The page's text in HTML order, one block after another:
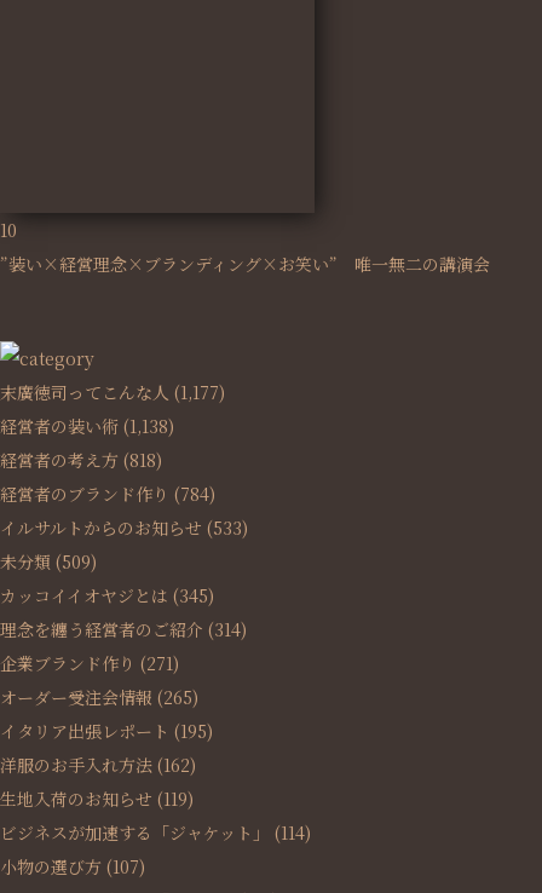
10
”装い×経営理念×ブランディング×お笑い” 唯一無二の講演会
末廣徳司ってこんな人 (1,177)
経営者の装い術 (1,138)
経営者の考え方 (818)
経営者のブランド作り (784)
イルサルトからのお知らせ (533)
未分類 (509)
カッコイイオヤジとは (345)
理念を纏う経営者のご紹介 (314)
企業ブランド作り (271)
オーダー受注会情報 (265)
イタリア出張レポート (195)
洋服のお手入れ方法 (162)
生地入荷のお知らせ (119)
ビジネスが加速する「ジャケット」
(114)
小物の選び方 (107)